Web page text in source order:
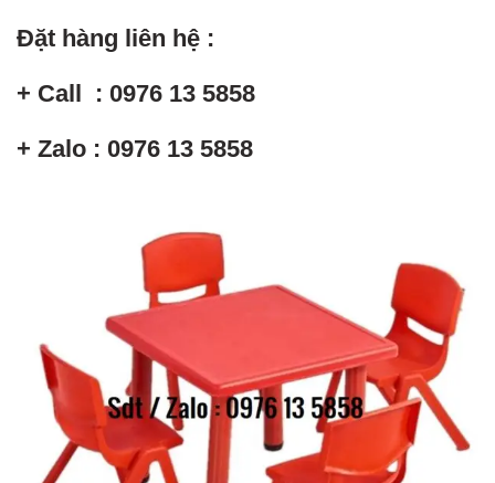
Đặt hàng liên hệ :
+ Call : 0976 13 5858
+ Zalo : 0976 13 5858